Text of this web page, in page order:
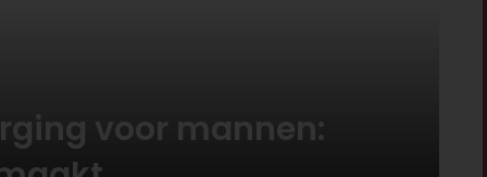
voor mannen: